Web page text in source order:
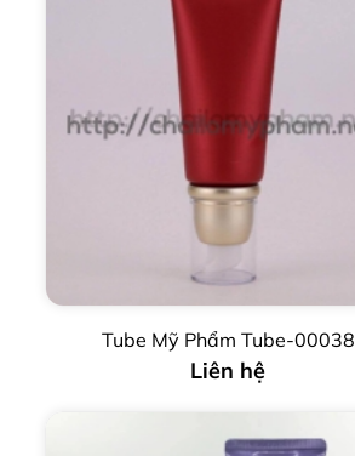
Tube Mỹ Phẩm Tube-00038
Liên hệ